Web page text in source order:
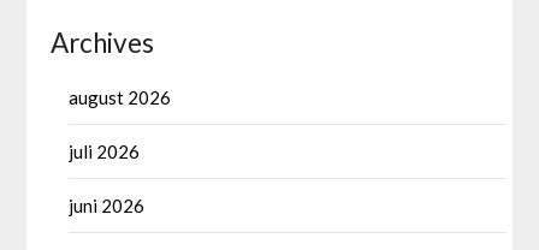
Archives
august 2026
juli 2026
juni 2026